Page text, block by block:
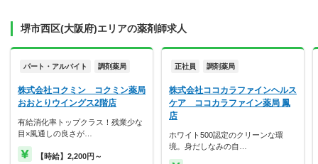
堺市西区(大阪府)エリアの薬剤師求人
パート・アルバイト 調剤薬局
株式会社コクミン コクミン薬局
おおとりウイングス2階店
有給消化率トップクラス！残業少な
目×風通しの良さが…
【時給】2,200円～
正社員 調剤薬局
株式会社ココカラファインヘルス
ケア ココカラファイン薬局 鳳
店
ホワイト500認定のクリーンな環
境。身だしなみの自…